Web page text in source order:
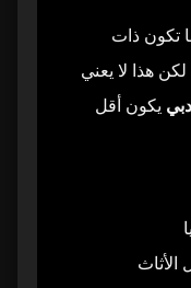
تكون ذات
هذا لا يعني
يكون أقل
الأثاث